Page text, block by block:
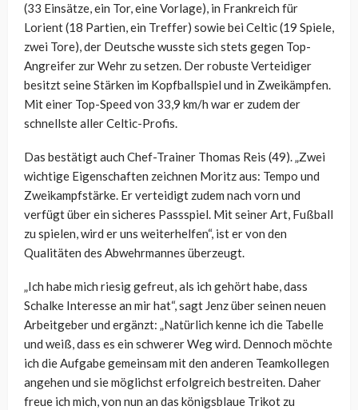
(33 Einsätze, ein Tor, eine Vorlage), in Frankreich für
Lorient (18 Partien, ein Treffer) sowie bei Celtic (19 Spiele,
zwei Tore), der Deutsche wusste sich stets gegen Top-
Angreifer zur Wehr zu setzen. Der robuste Verteidiger
besitzt seine Stärken im Kopfballspiel und in Zweikämpfen.
Mit einer Top-Speed von 33,9 km/h war er zudem der
schnellste aller Celtic-Profis.
Das bestätigt auch Chef-Trainer Thomas Reis (49). „Zwei
wichtige Eigenschaften zeichnen Moritz aus: Tempo und
Zweikampfstärke. Er verteidigt zudem nach vorn und
verfügt über ein sicheres Passspiel. Mit seiner Art, Fußball
zu spielen, wird er uns weiterhelfen“, ist er von den
Qualitäten des Abwehrmannes überzeugt.
„Ich habe mich riesig gefreut, als ich gehört habe, dass
Schalke Interesse an mir hat“, sagt Jenz über seinen neuen
Arbeitgeber und ergänzt: „Natürlich kenne ich die Tabelle
und weiß, dass es ein schwerer Weg wird. Dennoch möchte
ich die Aufgabe gemeinsam mit den anderen Teamkollegen
angehen und sie möglichst erfolgreich bestreiten. Daher
freue ich mich, von nun an das königsblaue Trikot zu